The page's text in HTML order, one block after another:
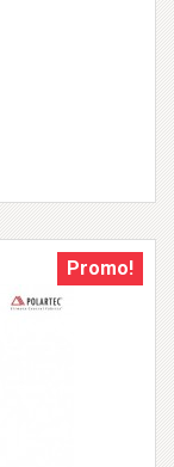
Promo!